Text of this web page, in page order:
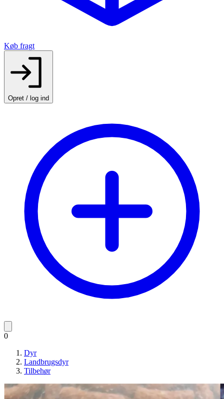
Køb fragt
Opret / log ind
0
Dyr
Landbrugsdyr
Tilbehør